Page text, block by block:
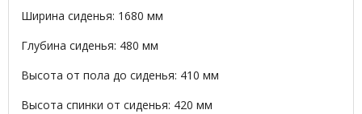
Ширина сиденья: 1680 мм
Глубина сиденья: 480 мм
Высота от пола до сиденья: 410 мм
Высота спинки от сиденья: 420 мм